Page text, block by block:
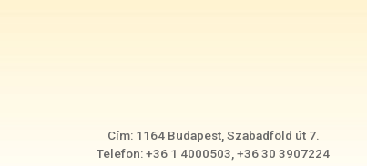
Cím: 1164 Budapest, Szabadföld út 7.
Telefon: +36 1 4000503, +36 30 3907224